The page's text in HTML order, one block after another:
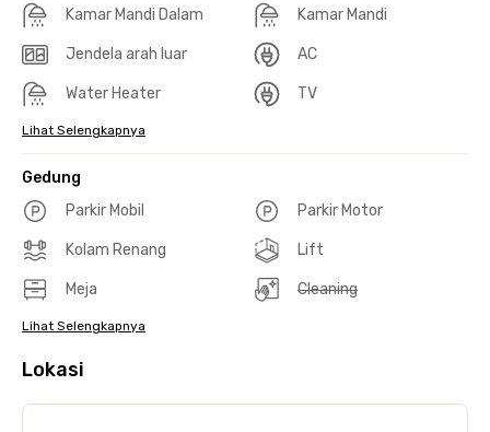
Kamar Mandi Dalam
Kamar Mandi
Jendela arah luar AC
Water Heater TV
Lihat Selengkapnya
Gedung
Parkir Mobil
Parkir Motor
Kolam Renang Lift
Meja Cleaning
Lihat Selengkapnya
Lokasi